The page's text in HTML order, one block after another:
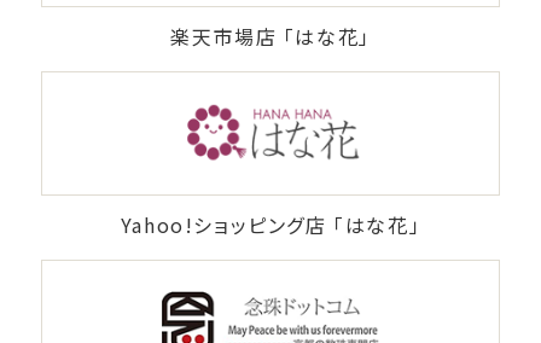
楽天市場店 「はな花」
Yahoo!ショッピング店 「はな花」